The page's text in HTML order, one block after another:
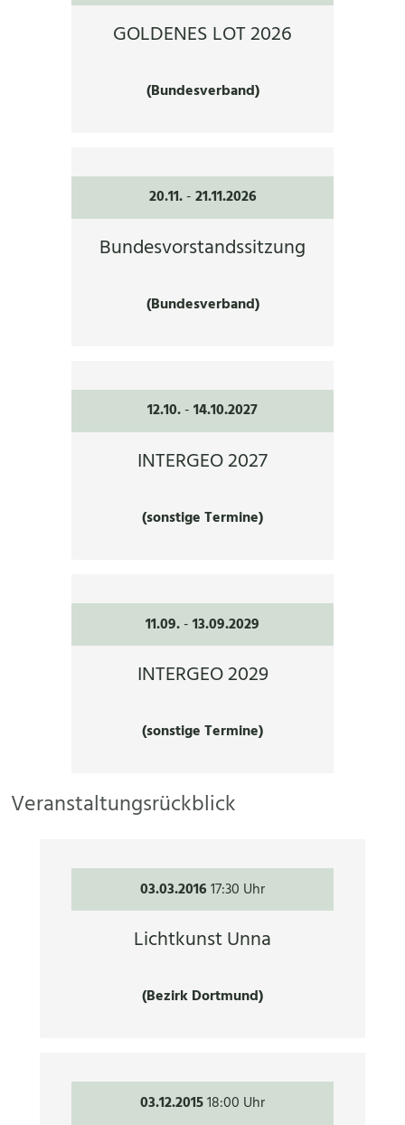
GOLDENES LOT 2026
(Bundesverband)
20.11. -21.11.2026
Bundesvorstandssitzung
(Bundesverband)
12.10.-14.10.2027
INTERGEO 2027
(sonstige Termine)
11.09.-13.09.2029
INTERGEO 2029
(sonstige Termine)
Veranstaltungsrückblick
03.03.201617:30 Uhr
Lichtkunst Unna
(Bezirk Dortmund)
03.12.201518:00 Uhr